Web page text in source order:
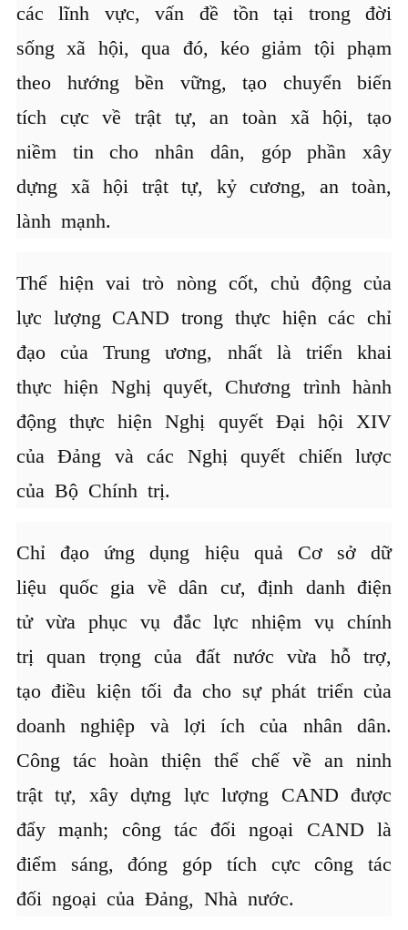
các lĩnh vực, vấn đề tồn tại trong đời
sống xã hội, qua đó, kéo giảm tội phạm
theo hướng bền vững, tạo chuyển biến
tích cực về trật tự, an toàn xã hội, tạo
niềm tin cho nhân dân, góp phần xây
dựng xã hội trật tự, kỷ cương, an toàn,
lành mạnh.
Thể hiện vai trò nòng cốt, chủ động của
lực lượng CAND trong thực hiện các chỉ
đạo của Trung ương, nhất là triển khai
thực hiện Nghị quyết, Chương trình hành
động thực hiện Nghị quyết Đại hội XIV
của Đảng và các Nghị quyết chiến lược
của Bộ Chính trị.
Chỉ đạo ứng dụng hiệu quả Cơ sở dữ
liệu quốc gia về dân cư, định danh điện
tử vừa phục vụ đắc lực nhiệm vụ chính
trị quan trọng của đất nước vừa hỗ trợ,
tạo điều kiện tối đa cho sự phát triển của
doanh nghiệp và lợi ích của nhân dân.
Công tác hoàn thiện thể chế về an ninh
trật tự, xây dựng lực lượng CAND được
đẩy mạnh; công tác đối ngoại CAND là
điểm sáng, đóng góp tích cực công tác
đối ngoại của Đảng, Nhà nước.